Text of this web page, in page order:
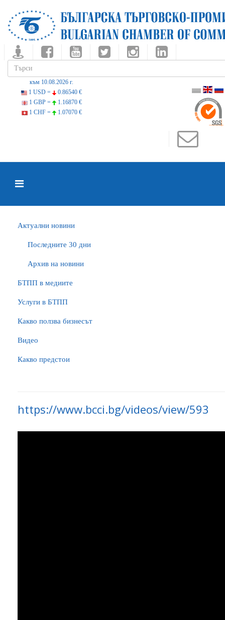
към 10.08.2026 г.
1 USD =
0.86540 €
1 GBP =
1.16870 €
1 CHF =
1.07070 €
Актуални новини
Последните 30 дни
Архив на новини
БTПП в медиите
Услуги в БТПП
Какво ползва бизнесът
Видео
Какво предстои
https://www.bcci.bg/videos/view/593